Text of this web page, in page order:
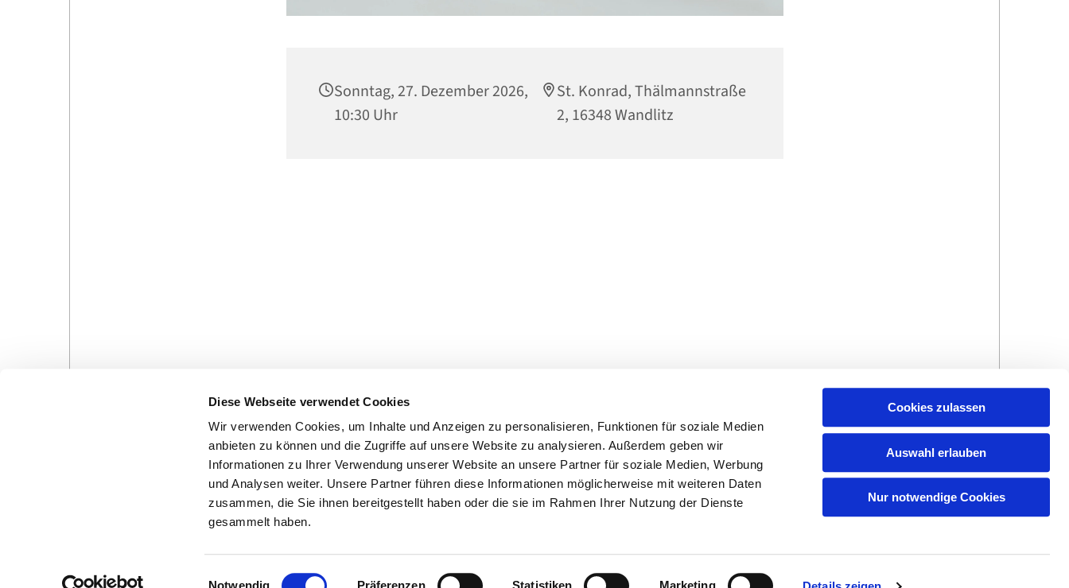
Diese Webseite verwendet Cookies
Wir verwenden Cookies, um Inhalte und Anzeigen zu personalisieren, Funktionen für soziale Medien
anbieten zu können und die Zugriffe auf unsere Website zu analysieren. Außerdem geben wir
Informationen zu Ihrer Verwendung unserer Website an unsere Partner für soziale Medien, Werbung
und Analysen weiter. Unsere Partner führen diese Informationen möglicherweise mit weiteren Daten
zusammen, die Sie ihnen bereitgestellt haben oder die sie im Rahmen Ihrer Nutzung der Dienste
gesammelt haben.
Notwendig Präferenzen Statistiken Marketing
Cookies zulassen
Auswahl erlauben
Nur notwendige Cookies
Sonntag, 27. Dezember 2026,
10:30 Uhr
St. Konrad, Thälmannstraße
2, 16348 Wandlitz
Veranstaltungen in der
Pfarrei
Kontakte
Ansprechpersonen zum Schutz vor
sexualisierter Gewalt
Hinweisgebersystem
Impressum und